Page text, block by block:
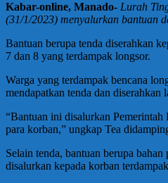
Kabar-online, Manado- Lurah
(31/1/2023) menyalurkan bantuan
Bantuan berupa tenda diserahkan
7 dan 8 yang terdampak longsor.
Warga yang terdampak bencana
mendapatkan tenda dan diserahkan
“Bantuan ini disalurkan
para korban,” ungkap Tea
Selain tenda, bantuan berupa
disalurkan kepada korban